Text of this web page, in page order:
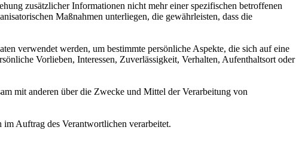
zusätzlicher Informationen nicht mehr einer spezifischen betroffenen
Maßnahmen unterliegen, die gewährleisten, dass die
verwendet werden, um bestimmte persönliche Aspekte, die sich auf eine
Vorlieben, Interessen, Zuverlässigkeit, Verhalten, Aufenthaltsort oder
mit anderen über die Zwecke und Mittel der Verarbeitung von
im Auftrag des Verantwortlichen verarbeitet.